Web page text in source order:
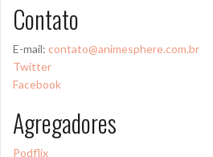
Contato
E-mail: contato@animesphere.com.br
Twitter
Facebook
Agregadores
Podflix